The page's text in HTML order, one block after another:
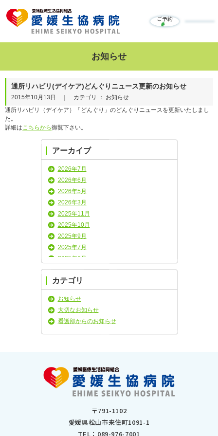
ご予約
お知らせ
通所リハビリ(デイケア)どんぐりニュース更新のお知らせ
2015年10月13日 ｜ カテゴリ ： お知らせ
通所リハビリ（デイケア）「どんぐり」のどんぐりニュースを更新いたしまし
た。
詳細はこちらから御覧下さい。
アーカイブ
2026年7月
2026年6月
2026年5月
2026年3月
2025年11月
2025年10月
2025年9月
2025年7月
2025年6月
2025年5月
2025年4月
2025年2月
2025年1月
2024年11月
2024年7月
2024年6月
2024年5月
2024年2月
カテゴリ
お知らせ
大切なお知らせ
看護部からのお知らせ
〒791-1102
愛媛県松山市来住町1091-1
TEL： 089-976-7001